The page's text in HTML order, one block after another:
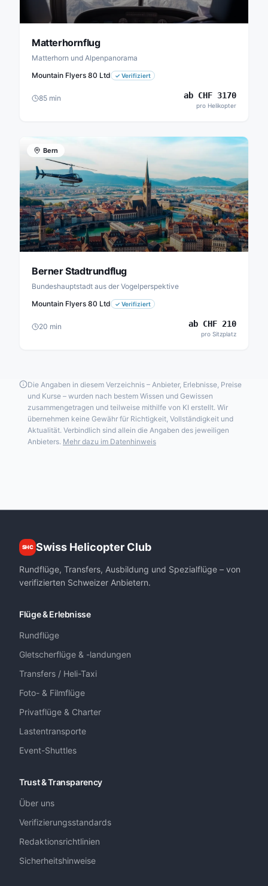
Matterhornflug
Matterhorn und Alpenpanorama
Mountain Flyers 80 Ltd
✓ Verifiziert
85 min ab CHF 3170
pro Helikopter
Bern
Berner Stadtrundflug
Bundeshauptstadt aus der Vogelperspektive
Mountain Flyers 80 Ltd
✓ Verifiziert
20 min ab CHF 210
pro Sitzplatz
Die Angaben in diesem Verzeichnis – Anbieter, Erlebnisse, Preise
und Kurse – wurden nach bestem Wissen und Gewissen
zusammengetragen und teilweise mithilfe von KI erstellt. Wir
übernehmen keine Gewähr für Richtigkeit, Vollständigkeit und
Aktualität. Verbindlich sind allein die Angaben des jeweiligen
Anbieters. Mehr dazu im Datenhinweis
SHC Swiss Helicopter Club
Rundflüge, Transfers, Ausbildung und Spezialflüge – von
verifizierten Schweizer Anbietern.
Flüge & Erlebnisse
Rundflüge
Gletscherflüge & -landungen
Transfers / Heli-Taxi
Foto- & Filmflüge
Privatflüge & Charter
Lastentransporte
Event-Shuttles
Trust & Transparency
Über uns
Verifizierungsstandards
Redaktionsrichtlinien
Sicherheitshinweise